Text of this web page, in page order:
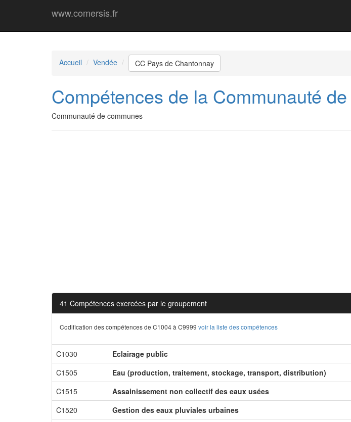
www.comersis.fr
Accueil Vendée CC Pays de Chantonnay
Compétences de la Communauté
Communauté de communes
41 Compétences exercées par le groupement
Codification des compétences de C1004 à C9999 voir la liste des compétences
C1030 Eclairage public
C1505 Eau (production, traitement, stockage, transport, distribution)
C1515 Assainissement non collectif des eaux usées
C1520 Gestion des eaux pluviales urbaines